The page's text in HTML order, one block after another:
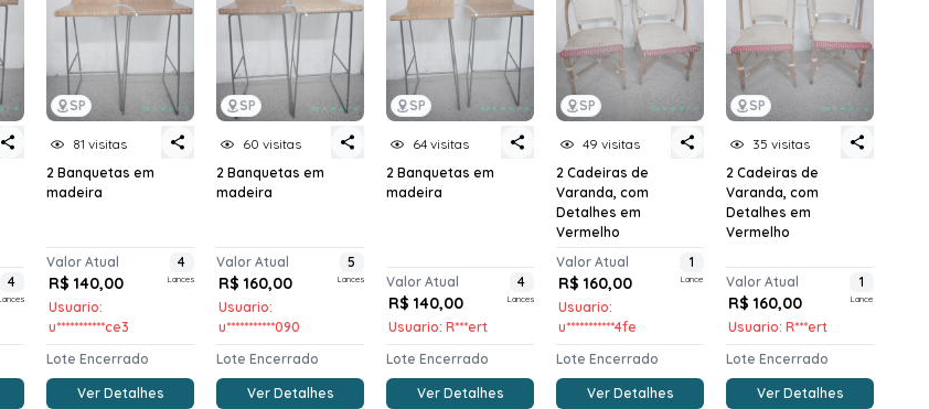
4
SP
81 visitas
2 Banquetas em
madeira
Valor Atual
R$ 140,00
Usuario:
u***********ce3
4
Lances
Lote Encerrado
Ver Detalhes
SP
60 visitas
2 Banquetas em
madeira
Valor Atual
R$ 160,00
Usuario:
u***********090
5
Lances
Lote Encerrado
Ver Detalhes
SP
64 visitas
2 Banquetas em
madeira
Valor Atual
R$ 140,00
Usuario: R***ert
4
Lances
Lote Encerrado
Ver Detalhes
SP
49 visitas
2 Cadeiras de
Varanda, com
Detalhes em
Vermelho
Valor Atual
R$ 160,00
Usuario:
u***********4fe
1
Lance
Lote Encerrado
Ver Detalhes
SP
35 visitas
2 Cadeiras de
Varanda, com
Detalhes em
Vermelho
Valor Atual
R$ 160,00
Usuario: R***ert
1
Lance
Lote Encerrado
Ver Detalhes